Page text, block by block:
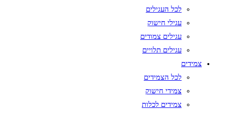
לכל העגילים
עגילי חישוק
עגילים צמודים
עגילים תלויים
צמידים
לכל הצמידים
צמידי חישוק
צמידים לכלות